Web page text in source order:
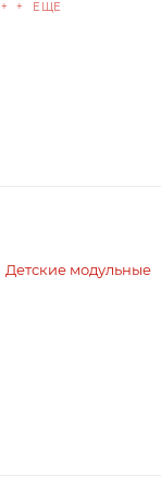
+ + ЕЩЕ
Детские модульные